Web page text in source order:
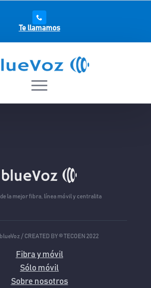
Te llamamos
la mejor fibra, línea móvil y centralita
/ CREATED BY © TECOEN 2022
Fibra y móvil
Sólo móvil
Sobre nosotros